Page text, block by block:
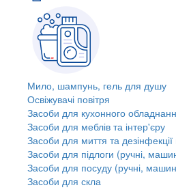
Мило, шампунь, гель для душу
Освіжувачі повітря
Засоби для кухонного
Засоби для меблів та інтер'єру
Засоби для миття та дезінфекції
Засоби для підлоги (ручні,
Засоби для посуду (ручні,
Засоби для скла